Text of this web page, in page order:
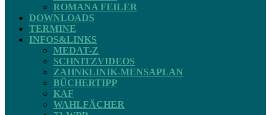
ROMANA FEILER
DOWNLOADS
TERMINE
INFOS&LINKS
MEDAT-Z
SCHNITZVIDEOS
ZAHNKLINIK-MENSAPLAN
BÜCHERTIPP
KAF
WAHLFÄCHER